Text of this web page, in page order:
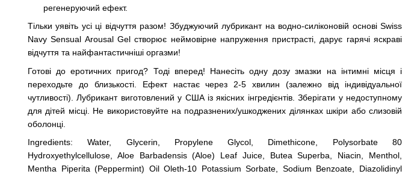
регенеруючий ефект.
Тільки уявіть усі ці відчуття разом! Збуджуючий лубрикант на водно-силіконовій основі Swiss
Navy Sensual Arousal Gel створює неймовірне напруження пристрасті, дарує гарячі яскраві
відчуття та найфантастичніші оргазми!
Готові до еротичних пригод? Тоді вперед! Нанесіть одну дозу змазки на інтимні місця і
переходьте до близькості. Ефект настає через 2-5 хвилин (залежно від індивідуальної
чутливості). Лубрикант виготовлений у США із якісних інгредієнтів. Зберігати у недоступному
для дітей місці. Не використовуйте на подразнених/ушкоджених ділянках шкіри або слизовій
оболонці.
Ingredients: Water, Glycerin, Propylene Glycol, Dimethicone, Polysorbate 80
Hydroxyethylcellulose, Aloe Barbadensis (Aloe) Leaf Juice, Butea Superba, Niacin, Menthol,
Mentha Piperita (Peppermint) Oil Oleth-10 Potassium Sorbate, Sodium Benzoate, Diazolidinyl